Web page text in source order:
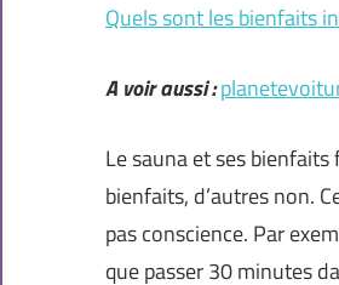
Quels sont les bienfaits
A voir aussi :
Le sauna et ses
bienfaits, d’autres non.
pas conscience. Par
que passer 30 minutes